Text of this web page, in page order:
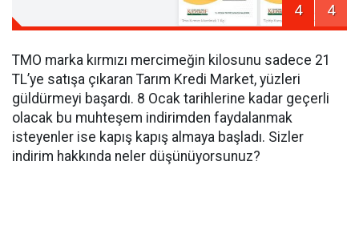
4 4
TMO marka kırmızı mercimeğin kilosunu sadece 21
TL’ye satışa çıkaran Tarım Kredi Market, yüzleri
güldürmeyi başardı. 8 Ocak tarihlerine kadar geçerli
olacak bu muhteşem indirimden faydalanmak
isteyenler ise kapış kapış almaya başladı. Sizler
indirim hakkında neler düşünüyorsunuz?